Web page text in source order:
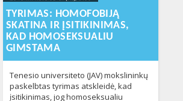
17T22:30:09+00:00
TYRIMAS: HOMOFOBIJĄ
SKATINA IR ĮSITIKINIMAS,
KAD HOMOSEKSUALIU
GIMSTAMA
Tenesio universiteto (JAV) mokslininkų
paskelbtas tyrimas atskleidė, kad
įsitikinimas, jog homoseksualiu